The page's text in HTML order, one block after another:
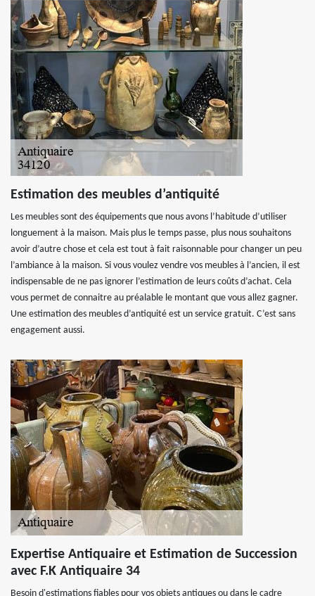
Estimation des meubles d’antiquité
Les meubles sont des équipements que nous avons l’habitude d’utiliser
longuement à la maison. Mais plus le temps passe, plus nous souhaitons
avoir d’autre chose et cela est tout à fait raisonnable pour changer un peu
l’ambiance à la maison. Si vous voulez vendre vos meubles à l’ancien, il est
indispensable de ne pas ignorer l’estimation de leurs coûts d’achat. Cela
vous permet de connaitre au préalable le montant que vous allez gagner.
Une estimation des meubles d’antiquité est un service gratuit. C’est sans
engagement aussi.
Expertise Antiquaire et Estimation de Succession
avec F.K Antiquaire 34
Besoin d'estimations fiables pour vos objets antiques ou dans le cadre